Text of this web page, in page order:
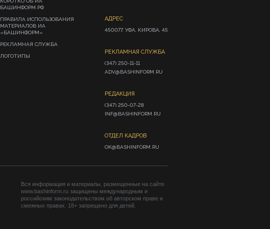
БАШИНФОРМ.РФ
ПРАВИЛА ИСПОЛЬЗОВАНИЯ
МАТЕРИАЛОВ ИА
«БАШИНФОРМ»
РЕКЛАМНАЯ СЛУЖБА
ЛОГОТИПЫ
АДРЕС
450077, УФА, КИРОВА, 45
РЕКЛАМНАЯ СЛУЖБА
(347) 250-11-11
ADV@BASHINFORM.RU
РЕДАКЦИЯ
(347) 250-07-28
INF@BASHINFORM.RU
ОТДЕЛ КАДРОВ
OK@BASHINFORM.RU
Вся информация и материалы, размещенные на сайте
www.bashinform.ru защищены международным и
российским законодательством об авторском праве и
смежных правах. 18+ запрещено для детей.